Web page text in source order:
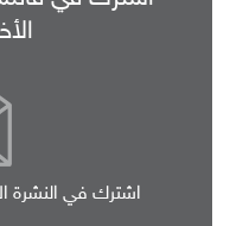
اشترك في النشرة